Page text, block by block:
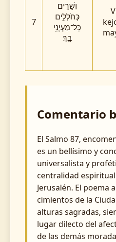
7
וְשָׁרִ֥ים
כְּחֹלְלִ֑ים
כָּל־מַעְיָנָ֥י
בָּֽךְ׃
Comentario
El Salmo 87,
es un bellísimo y
universalista y
centralidad
Jerusalén. El poema
cimientos de la
alturas sagradas,
lugar dilecto del
de las demás